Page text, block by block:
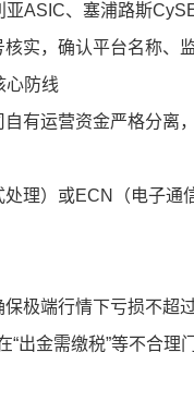
ASIC、塞浦路斯
实，确认平台名称、
心防线
有运营资金严格分离
理）或ECN（电子通
极端行情下亏损不超
出金需缴税”等不合理门